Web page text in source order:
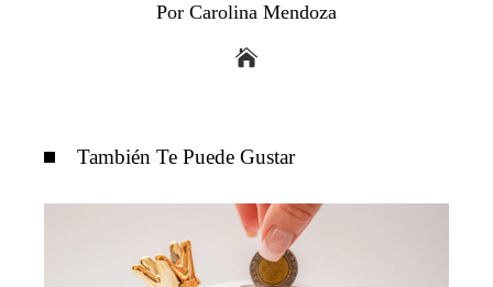
Por Carolina Mendoza
También Te Puede Gustar